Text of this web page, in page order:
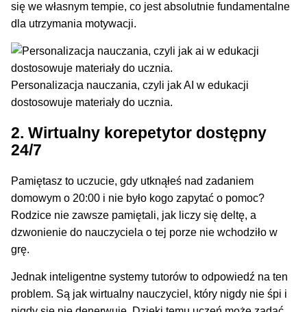
się we własnym tempie, co jest absolutnie fundamentalne
dla utrzymania motywacji.
Personalizacja nauczania, czyli jak AI w edukacji
dostosowuje materiały do ucznia.
2. Wirtualny korepetytor dostępny
24/7
Pamiętasz to uczucie, gdy utknąłeś nad zadaniem
domowym o 20:00 i nie było kogo zapytać o pomoc?
Rodzice nie zawsze pamiętali, jak liczy się deltę, a
dzwonienie do nauczyciela o tej porze nie wchodziło w
grę.
Jednak inteligentne systemy tutorów to odpowiedź na ten
problem. Są jak wirtualny nauczyciel, który nigdy nie śpi i